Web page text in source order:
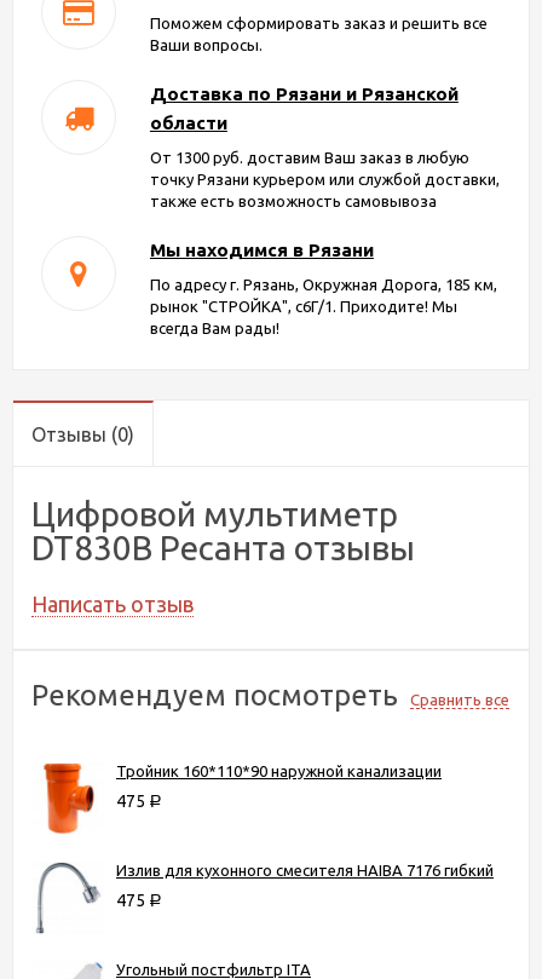
Поможем сформировать заказ и решить все
Ваши вопросы.
Доставка по Рязани и Рязанской
области
От 1300 руб. доставим Ваш заказ в любую
точку Рязани курьером или службой доставки,
также есть возможность самовывоза
Мы находимся в Рязани
По адресу г. Рязань, Окружная Дорога, 185 км,
рынок "СТРОЙКА", с6Г/1. Приходите! Мы
всегда Вам рады!
Отзывы (0)
Цифровой мультиметр
DT830В Ресанта отзывы
Написать отзыв
Рекомендуем посмотреть Сравнить все
Тройник 160*110*90 наружной канализации
475 Р
Излив для кухонного смесителя HAIBA 7176 гибкий
475 Р
Угольный постфильтр ITA